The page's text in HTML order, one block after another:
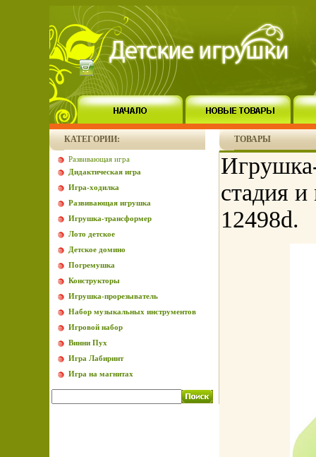
КАТЕГОРИИ:
Развивающая игра
Дидактическая игра
Игра-ходилка
Развивающая игрушка
Игрушка-трансформер
Лото детское
Детское домино
Погремушка
Конструкторы
Игрушка-прорезыватель
Набор музыкальных инструментов
Игровой набор
Винни Пух
Игра Лабиринт
Игра на магнитах
ТОВАРЫ
стадия
12498d.